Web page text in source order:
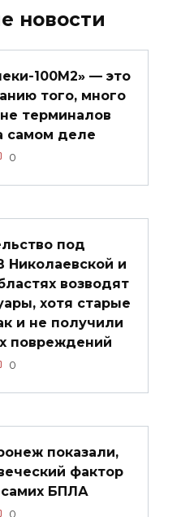
новости
100М2» — это
того, много
терминалов
самом деле
0
под
Николаевской и
возводят
хотя старые
и не получили
повреждений
0
показали,
фактор
БПЛА
0